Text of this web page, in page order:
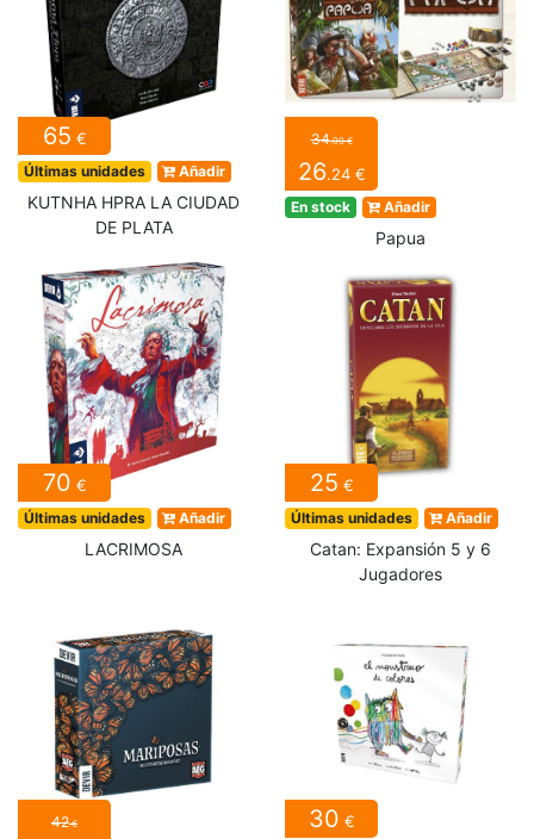
65 €
Últimas unidades Añadir
KUTNHA HPRA LA CIUDAD
DE PLATA
34.99 €
26.24 €
En stock Añadir
Papua
70 €
Últimas unidades Añadir
LACRIMOSA
25 €
Últimas unidades Añadir
Catan: Expansión 5 y 6
Jugadores
42€ 30 €